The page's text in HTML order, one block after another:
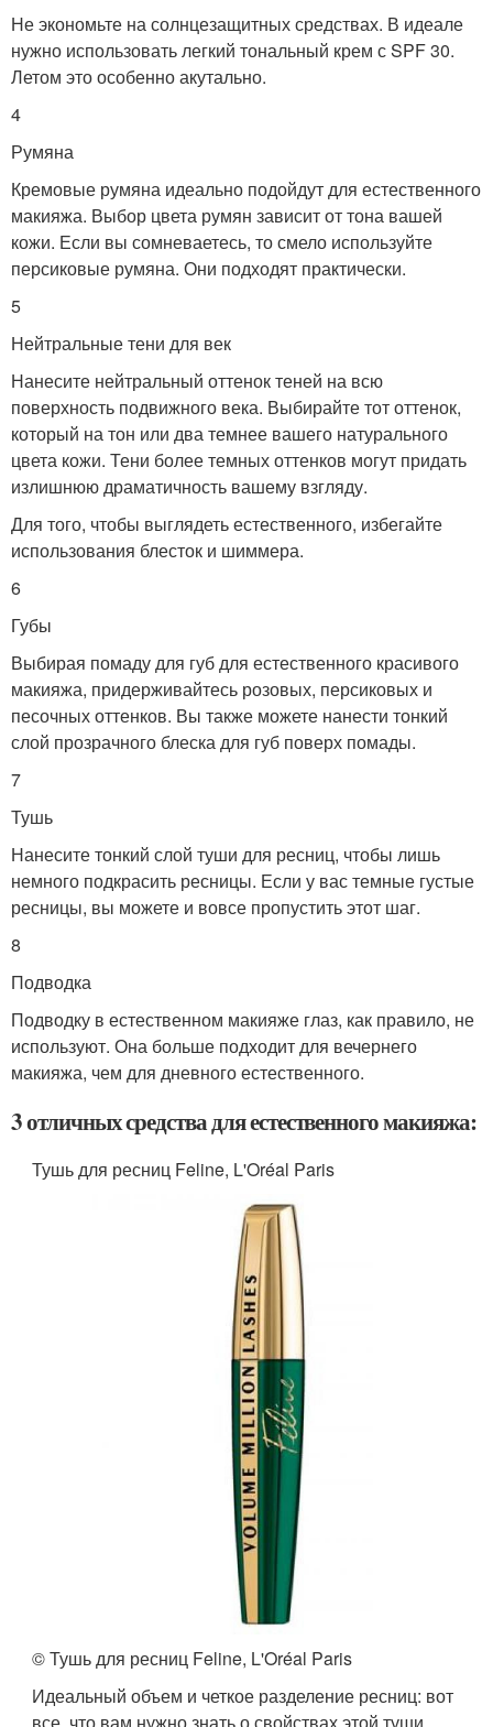
Не экономьте на солнцезащитных средствах. В идеале
нужно использовать легкий тональный крем с SPF 30.
Летом это особенно акутально.
4
Румяна
Кремовые румяна идеально подойдут для естественного
макияжа. Выбор цвета румян зависит от тона вашей
кожи. Если вы сомневаетесь, то смело используйте
персиковые румяна. Они подходят практически.
5
Нейтральные тени для век
Нанесите нейтральный оттенок теней на всю
поверхность подвижного века. Выбирайте тот оттенок,
который на тон или два темнее вашего натурального
цвета кожи. Тени более темных оттенков могут придать
излишнюю драматичность вашему взгляду.
Для того, чтобы выглядеть естественного, избегайте
использования блесток и шиммера.
6
Губы
Выбирая помаду для губ для естественного красивого
макияжа, придерживайтесь розовых, персиковых и
песочных оттенков. Вы также можете нанести тонкий
слой прозрачного блеска для губ поверх помады.
7
Тушь
Нанесите тонкий слой туши для ресниц, чтобы лишь
немного подкрасить ресницы. Если у вас темные густые
ресницы, вы можете и вовсе пропустить этот шаг.
8
Подводка
Подводку в естественном макияже глаз, как правило, не
используют. Она больше подходит для вечернего
макияжа, чем для дневного естественного.
3 отличных средства для естественного макияжа:
Тушь для ресниц Feline, L'Oréal Paris
© Тушь для ресниц Feline, L'Oréal Paris
Идеальный объем и четкое разделение ресниц: вот